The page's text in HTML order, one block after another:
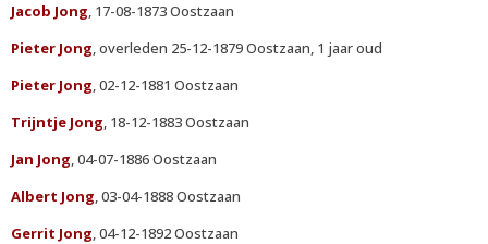
Jacob Jong, 17-08-1873 Oostzaan
Pieter Jong, overleden 25-12-1879 Oostzaan, 1 jaar oud
Pieter Jong, 02-12-1881 Oostzaan
Trijntje Jong, 18-12-1883 Oostzaan
Jan Jong, 04-07-1886 Oostzaan
Albert Jong, 03-04-1888 Oostzaan
Gerrit Jong, 04-12-1892 Oostzaan